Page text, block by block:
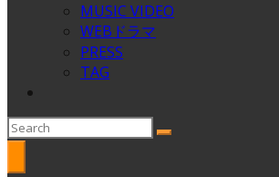
MUSIC VIDEO
WEBドラマ
PRESS
TAG